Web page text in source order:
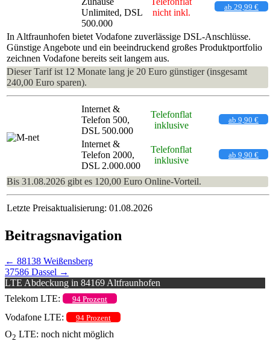
Unlimited, DSL
500.000
nicht inkl.
ab 29,99 €
In Altfraunhofen bietet Vodafone zuverlässige DSL-Anschlüsse.
Günstige Angebote und ein beeindruckend großes Produktportfolio
zeichnen Vodafone bereits seit langem aus.
Dieser Tarif ist 12 Monate lang je 20 Euro günstiger (insgesamt
240,00 Euro sparen).
Internet &
Telefon 500,
DSL 500.000
Telefonflat
inklusive
ab 9,90 €
Internet &
Telefon 2000,
DSL 2.000.000
Telefonflat
inklusive
ab 9,90 €
Bis 31.08.2026 gibt es 120,00 Euro Online-Vorteil.
Letzte Preisaktualisierung: 01.08.2026
Beitragsnavigation
← 88138 Weißensberg
37586 Dassel →
LTE Abdeckung in 84169 Altfraunhofen
Telekom LTE:
94 Prozent
Vodafone LTE: 94 Prozent
O2 LTE: noch nicht möglich